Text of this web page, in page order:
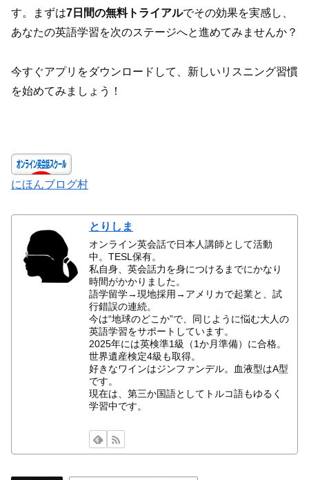
す。まずは7日間の無料トライアルでその効果を実感し、
あなたの英語学習を次のステージへと進めてみませんか？
今すぐアプリをダウンロードして、新しいリスニング習慣
を始めてみましょう！
にほんブログ村
とりしま
オンライン英会話で日本人講師として活動
中。TESL保有。
私自身、英会話力を身につけるまでにかなり
時間がかかりました。
語学留学→現地採用→アメリカで起業と、試
行錯誤の連続。
今は“地球のどこか”で、同じように悩む大人の
英語学習をサポートしています。
2025年には英検準1級（1か月準備）に合格。
世界遺産検定4級も取得。
好きなワインはジンファンデル。血液型はA型
です。
現在は、第三か国語としてトルコ語もゆるく
学習中です。